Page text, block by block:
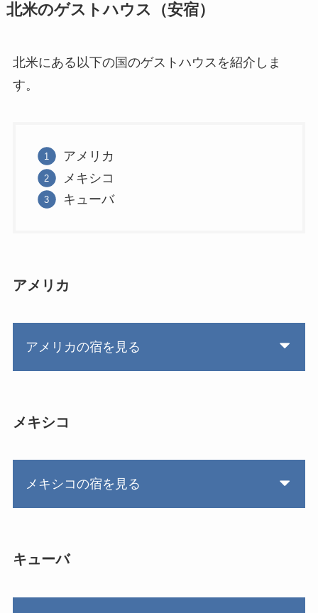
北米のゲストハウス（安宿）
北米にある以下の国のゲストハウスを紹介しま
す。
アメリカ
メキシコ
キューバ
アメリカ
アメリカの宿を見る
メキシコ
メキシコの宿を見る
キューバ